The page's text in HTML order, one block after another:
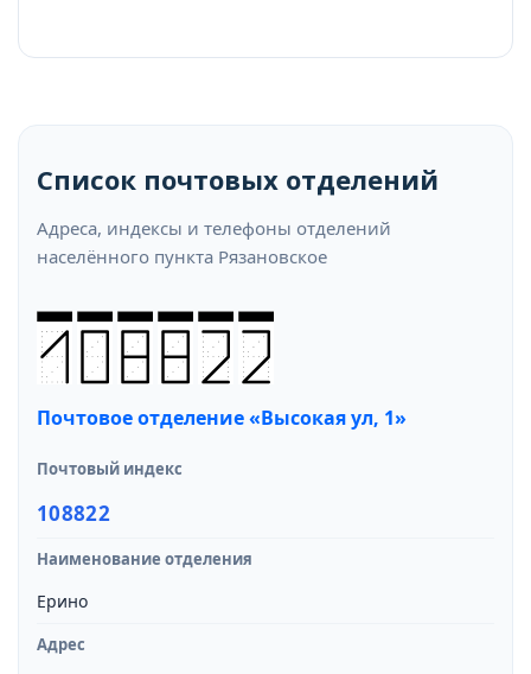
Список почтовых отделений
Адреса, индексы и телефоны отделений
населённого пункта Рязановское
Почтовое отделение «Высокая ул, 1»
Почтовый индекс
108822
Наименование отделения
Ерино
Адрес